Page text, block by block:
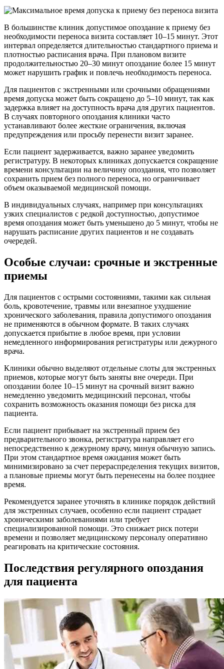
В большинстве клиник допустимое опоздание к приему без
необходимости переноса визита составляет 10–15 минут. Этот
интервал определяется длительностью стандартного приема и
плотностью расписания врача. При плановом визите
продолжительностью 20–30 минут опоздание более 15 минут
может нарушить график и повлечь необходимость переноса.
Для пациентов с экстренными или срочными обращениями
время допуска может быть сокращено до 5–10 минут, так как
задержка влияет на доступность врача для других пациентов.
В случаях повторного опоздания клиники часто
устанавливают более жесткие ограничения, включая
предупреждения или просьбу перенести визит заранее.
Если пациент задерживается, важно заранее уведомить
регистратуру. В некоторых клиниках допускается сокращение
времени консультации на величину опоздания, что позволяет
сохранить прием без полного переноса, но ограничивает
объем оказываемой медицинской помощи.
В индивидуальных случаях, например при консультациях
узких специалистов с редкой доступностью, допустимое
время опоздания может быть уменьшено до 5 минут, чтобы не
нарушать расписание других пациентов и не создавать
очередей.
Особые случаи: срочные и экстренные
приемы
Для пациентов с острыми состояниями, такими как сильная
боль, кровотечение, травмы или внезапное ухудшение
хронического заболевания, правила допустимого опоздания
не применяются в обычном формате. В таких случаях
допускается прибытие в любое время, при условии
немедленного информирования регистратуры или дежурного
врача.
Клиники обычно выделяют отдельные слоты для экстренных
приемов, которые могут быть заняты вне очереди. При
опоздании более 10–15 минут на срочный визит важно
немедленно уведомить медицинский персонал, чтобы
сохранить возможность оказания помощи без риска для
пациента.
Если пациент прибывает на экстренный прием без
предварительного звонка, регистратура направляет его
непосредственно к дежурному врачу, минуя обычную запись.
При этом стандартное время ожидания может быть
минимизировано за счет перераспределения текущих визитов,
а плановые приемы могут быть перенесены на более позднее
время.
Рекомендуется заранее уточнять в клинике порядок действий
для экстренных случаев, особенно если пациент страдает
хроническими заболеваниями или требует
специализированной помощи. Это снижает риск потери
времени и позволяет медицинскому персоналу оперативно
реагировать на критические состояния.
Последствия регулярного опоздания
для пациента